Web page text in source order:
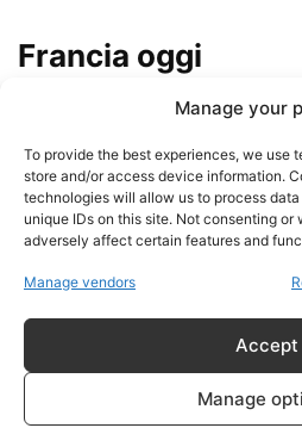
Manage your
To provide the best experiences, we use
store and/or access device information.
technologies will allow us to process
unique IDs on this site. Not consenting
adversely affect certain features and
Manage vendors
Accept
Manage
Francia oggi
GUIGNES,
CANTINA:
admin - 6
Macron
Francia tra
Parigi,
scuole